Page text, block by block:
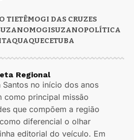
TIETÊMOGI DAS CRUZES
MOGISUZANOPOLÍTICA
Regional
Santos no início dos anos
como principal missão
que compõem a região
diferencial o olhar
editorial do veículo. Em